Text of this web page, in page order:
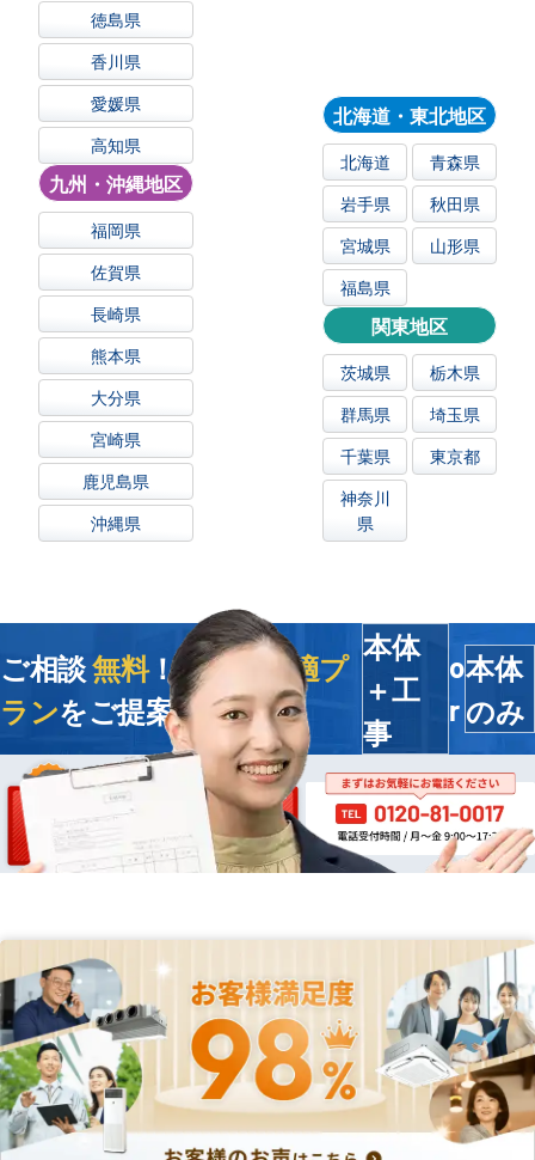
北海道・東北地区
北海道
青森県
岩手県
秋田県
宮城県
山形県
福島県
関東地区
茨城県
栃木県
群馬県
埼玉県
千葉県
東京都
神奈川
県
徳島県
香川県
愛媛県
高知県
九州・沖縄地区
福岡県
佐賀県
長崎県
熊本県
大分県
宮崎県
鹿児島県
沖縄県
ご相談無料！今すぐ
最適プ
ランをご提案します
本体
＋工
事
o
r
本体
のみ